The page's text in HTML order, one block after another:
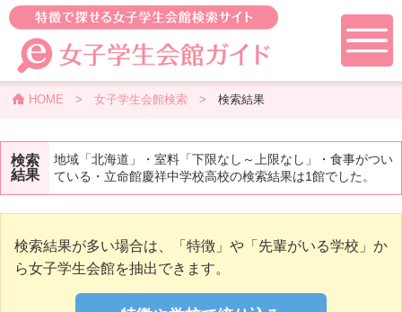
HOME > 女子学生会館検索> 検索結果
検索
結果
地域「北海道」・室料「下限なし～上限なし」・食事がつい
ている・立命館慶祥中学校高校の検索結果は1館でした。
検索結果が多い場合は、「特徴」や「先輩がいる学校」か
ら女子学生会館を抽出できます。